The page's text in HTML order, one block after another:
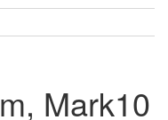
Mark10